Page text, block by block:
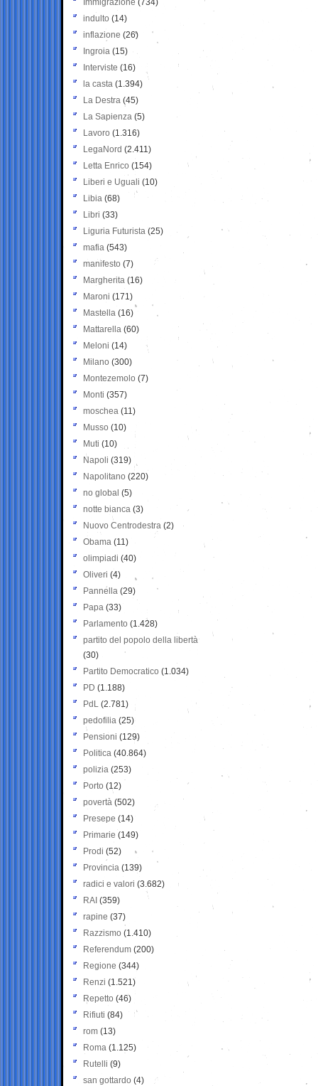
Immigrazione (734)
indulto (14)
inflazione (26)
Ingroia (15)
Interviste (16)
la casta (1.394)
La Destra (45)
La Sapienza (5)
Lavoro (1.316)
LegaNord (2.411)
Letta Enrico (154)
Liberi e Uguali (10)
Libia (68)
Libri (33)
Liguria Futurista (25)
mafia (543)
manifesto (7)
Margherita (16)
Maroni (171)
Mastella (16)
Mattarella (60)
Meloni (14)
Milano (300)
Montezemolo (7)
Monti (357)
moschea (11)
Musso (10)
Muti (10)
Napoli (319)
Napolitano (220)
no global (5)
notte bianca (3)
Nuovo Centrodestra (2)
Obama (11)
olimpiadi (40)
Oliveri (4)
Pannella (29)
Papa (33)
Parlamento (1.428)
partito del popolo della libertà
(30)
Partito Democratico (1.034)
PD (1.188)
PdL (2.781)
pedofilia (25)
Pensioni (129)
Politica (40.864)
polizia (253)
Porto (12)
povertà (502)
Presepe (14)
Primarie (149)
Prodi (52)
Provincia (139)
radici e valori (3.682)
RAI (359)
rapine (37)
Razzismo (1.410)
Referendum (200)
Regione (344)
Renzi (1.521)
Repetto (46)
Rifiuti (84)
rom (13)
Roma (1.125)
Rutelli (9)
san gottardo (4)